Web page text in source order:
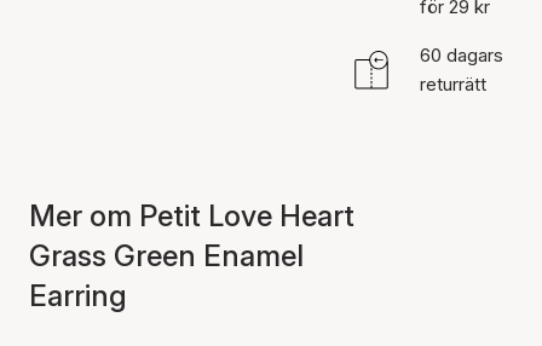
för 29 kr
60 dagars
returrätt
Mer om Petit Love Heart
Grass Green Enamel
Earring